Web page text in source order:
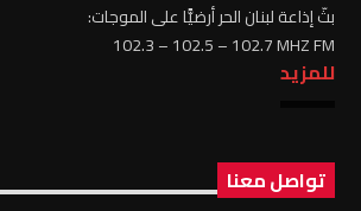
بثّ إذاعة لبنان الحر أرضيًّا على الموجات:
102.3 – 102.5 – 102.7 MHZ FM
للمزيد
تواصل معنا